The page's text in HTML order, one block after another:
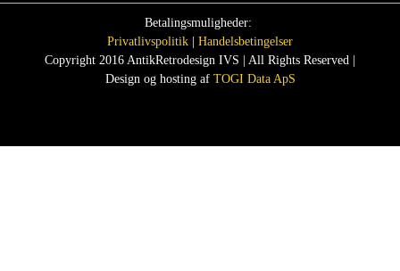
Betalingsmuligheder:
Privatlivspolitik
Handelsbetingelser
Copyright 2016 AntikRetrodesign IVS | All Rights Reserved |
Design og hosting af TOGI Data ApS